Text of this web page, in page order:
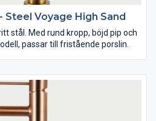
Voyage High Sand
stål. Med rund kropp, böjd pip och
passar till fristående porslin.